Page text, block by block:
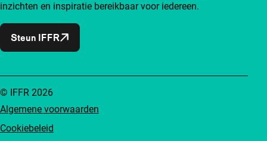
inzichten en inspiratie bereikbaar voor iedereen.
Steun IFFR
Algemene voorwaarden
Cookiebeleid
© IFFR 2026